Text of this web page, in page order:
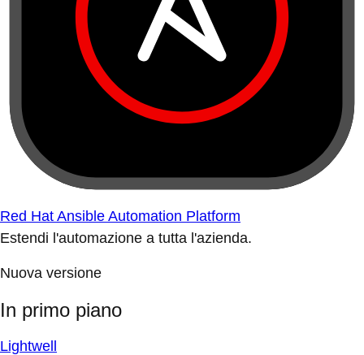
Red Hat Ansible Automation Platform
Estendi l'automazione a tutta l'azienda.
Nuova versione
In primo piano
Lightwell